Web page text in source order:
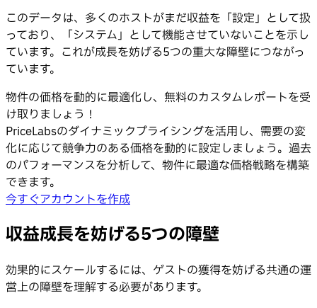
このデータは、多くのホストがまだ収益を「設定」として扱
っており、「システム」として機能させていないことを示し
ています。これが成長を妨げる5つの重大な障壁につながっ
ています。
物件の価格を動的に最適化し、無料のカスタムレポートを受
け取りましょう！
PriceLabsのダイナミックプライシングを活用し、需要の変
化に応じて競争力のある価格を動的に設定しましょう。過去
のパフォーマンスを分析して、物件に最適な価格戦略を構築
できます。
今すぐアカウントを作成
収益成長を妨げる5つの障壁
効果的にスケールするには、ゲストの獲得を妨げる共通の運
営上の障壁を理解する必要があります。